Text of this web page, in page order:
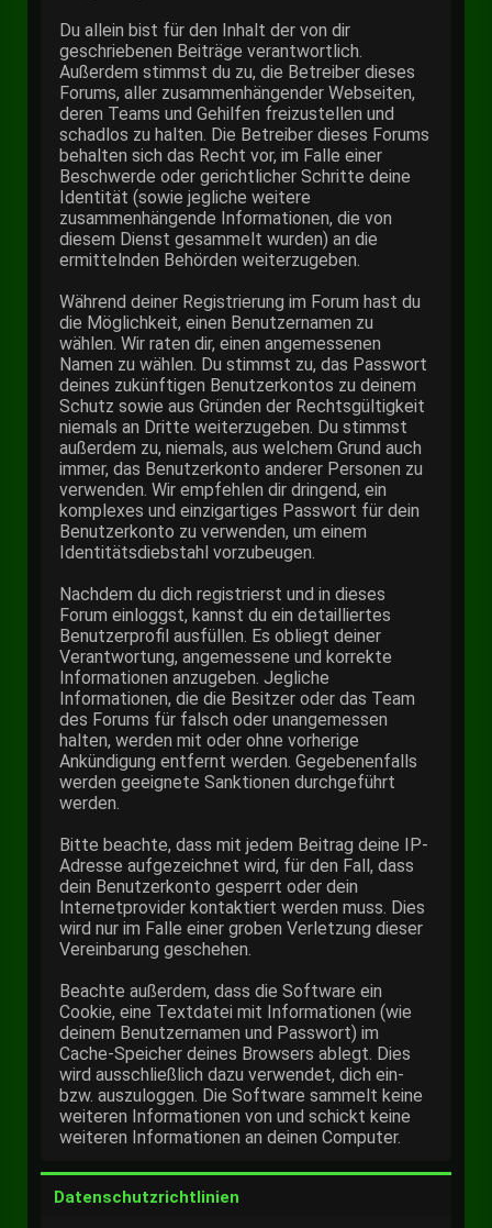
Du allein bist für den Inhalt der von dir
geschriebenen Beiträge verantwortlich.
Außerdem stimmst du zu, die Betreiber dieses
Forums, aller zusammenhängender Webseiten,
deren Teams und Gehilfen freizustellen und
schadlos zu halten. Die Betreiber dieses Forums
behalten sich das Recht vor, im Falle einer
Beschwerde oder gerichtlicher Schritte deine
Identität (sowie jegliche weitere
zusammenhängende Informationen, die von
diesem Dienst gesammelt wurden) an die
ermittelnden Behörden weiterzugeben.
Während deiner Registrierung im Forum hast du
die Möglichkeit, einen Benutzernamen zu
wählen. Wir raten dir, einen angemessenen
Namen zu wählen. Du stimmst zu, das Passwort
deines zukünftigen Benutzerkontos zu deinem
Schutz sowie aus Gründen der Rechtsgültigkeit
niemals an Dritte weiterzugeben. Du stimmst
außerdem zu, niemals, aus welchem Grund auch
immer, das Benutzerkonto anderer Personen zu
verwenden. Wir empfehlen dir dringend, ein
komplexes und einzigartiges Passwort für dein
Benutzerkonto zu verwenden, um einem
Identitätsdiebstahl vorzubeugen.
Nachdem du dich registrierst und in dieses
Forum einloggst, kannst du ein detailliertes
Benutzerprofil ausfüllen. Es obliegt deiner
Verantwortung, angemessene und korrekte
Informationen anzugeben. Jegliche
Informationen, die die Besitzer oder das Team
des Forums für falsch oder unangemessen
halten, werden mit oder ohne vorherige
Ankündigung entfernt werden. Gegebenenfalls
werden geeignete Sanktionen durchgeführt
werden.
Bitte beachte, dass mit jedem Beitrag deine IP-
Adresse aufgezeichnet wird, für den Fall, dass
dein Benutzerkonto gesperrt oder dein
Internetprovider kontaktiert werden muss. Dies
wird nur im Falle einer groben Verletzung dieser
Vereinbarung geschehen.
Beachte außerdem, dass die Software ein
Cookie, eine Textdatei mit Informationen (wie
deinem Benutzernamen und Passwort) im
Cache-Speicher deines Browsers ablegt. Dies
wird ausschließlich dazu verwendet, dich ein-
bzw. auszuloggen. Die Software sammelt keine
weiteren Informationen von und schickt keine
weiteren Informationen an deinen Computer.
Datenschutzrichtlinien